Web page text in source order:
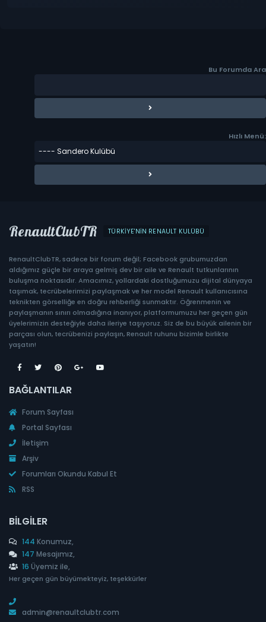
Bu Forumda Ara
Hızlı Menü:
RenaultClubTR TÜRKIYE'NIN RENAULT KULÜBÜ
RenaultClubTR, sadece bir forum değil; Facebook grubumuzdan
aldığımız güçle bir araya gelmiş dev bir aile ve Renault tutkunlarının
buluşma noktasıdır. Amacımız, yollardaki dostluğumuzu dijital dünyaya
taşımak, tecrübelerimizi paylaşmak ve her model Renault kullanıcısına
teknikten görselliğe en doğru rehberliği sunmaktır. Öğrenmenin ve
paylaşmanın sınırı olmadığına inanıyor, platformumuzu her geçen gün
üyelerimizin desteğiyle daha ileriye taşıyoruz. Siz de bu büyük ailenin bir
parçası olun, tecrübenizi paylaşın, Renault ruhunu bizimle birlikte
yaşatın!
BAĞLANTILAR
Forum Sayfası
Portal Sayfası
İletişim
Arşiv
Forumları Okundu Kabul Et
RSS
BILGILER
144 Konumuz,
147 Mesajımız,
16 Üyemiz ile,
Her geçen gün büyümekteyiz, teşekkürler
admin@renaultclubtr.com